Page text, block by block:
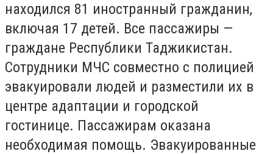
находился 81 иностранный гражданин,
включая 17 детей. Все пассажиры —
граждане Республики Таджикистан.
Сотрудники МЧС совместно с полицией
эвакуировали людей и разместили их в
центре адаптации и городской
гостинице. Пассажирам оказана
необходимая помощь. Эвакуированные